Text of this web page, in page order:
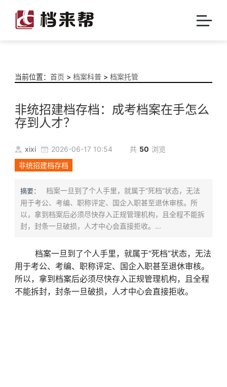
当前位置： 首页 > 档案科普> 档案托管
非统招建档存档：成考档案在手怎么
存到人才？
xixi 2026-06-17 10:54 共 50 浏览
非统招建档存档
摘要：
档案一旦到了个人手里，就属于“死档”状态，无法
用于考公、考编、职称评定、国企入职甚至退休审核。所
以，拿到档案后必须尽快存入正规管理机构，且全程不能拆
封，封条一旦破损，人才中心会直接拒收。...
档案一旦到了个人手里，就属于“死档”状态，无法
用于考公、考编、职称评定、国企入职甚至退休审核。
所以，拿到档案后必须尽快存入正规管理机构，且全程
不能拆封，封条一旦破损，人才中心会直接拒收。